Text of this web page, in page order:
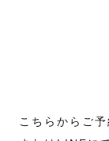
こちらからご